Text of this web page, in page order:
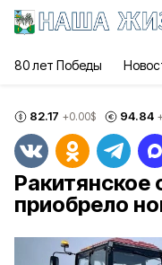
80 лет Победы
82.17 +0.00$ 94.84
Ракитянское
приобрело